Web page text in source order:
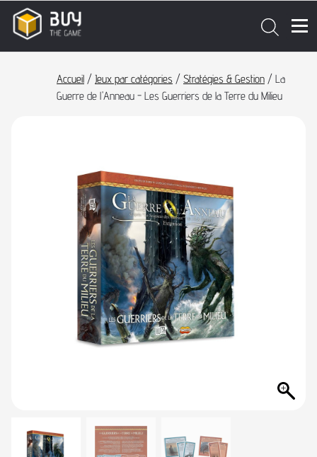
Accueil / Jeux par catégories / Stratégies & Gestion / La
Guerre de l'Anneau - Les Guerriers de la Terre du Milieu